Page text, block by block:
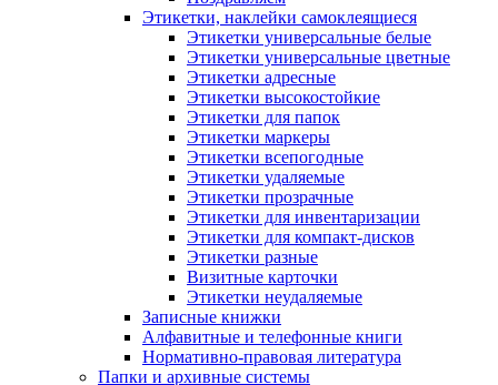
Этикетки, наклейки самоклеящиеся
Этикетки универсальные белые
Этикетки универсальные цветные
Этикетки адресные
Этикетки высокостойкие
Этикетки для папок
Этикетки маркеры
Этикетки всепогодные
Этикетки удаляемые
Этикетки прозрачные
Этикетки для инвентаризации
Этикетки для компакт-дисков
Этикетки разные
Визитные карточки
Этикетки неудаляемые
Записные книжки
Алфавитные и телефонные книги
Нормативно-правовая литература
Папки и архивные системы